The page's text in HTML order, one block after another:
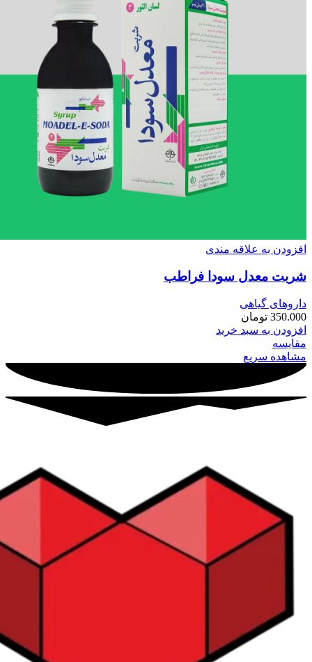
افزودن به علاقه مندی
شربت معدل سودا فراطب
داروهای گیاهی
350.000 تومان
افزودن به سبد خرید
مقایسه
مشاهده سریع